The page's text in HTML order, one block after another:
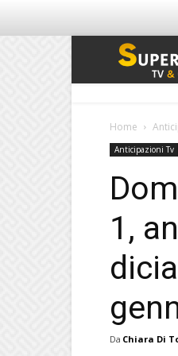
Home
Anticipazioni Tv
1,
Da Chiara Di